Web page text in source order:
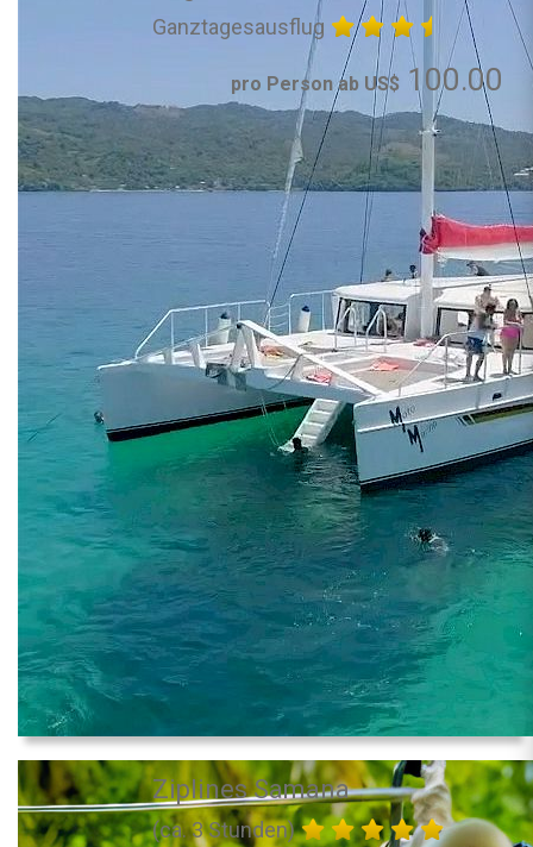
Ganztagesausflug
pro Person ab US$ 100.00
Ziplines Samana
(ca. 3 Stunden)